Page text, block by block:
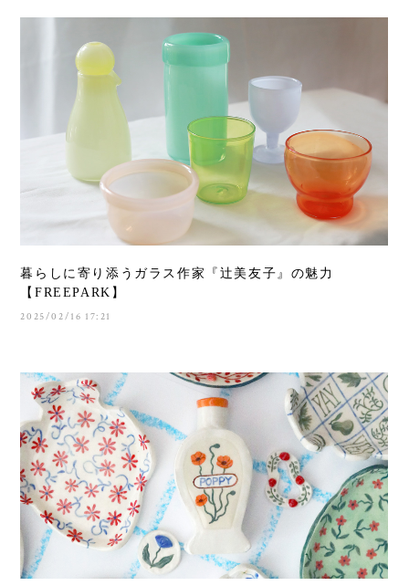
暮らしに寄り添うガラス作家『辻美友子』の魅力
【FREEPARK】
2025/02/16 17:21